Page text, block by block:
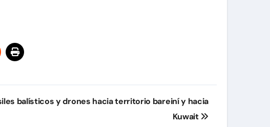
balísticos y drones hacia territorio bareiní y hacia
Kuwait